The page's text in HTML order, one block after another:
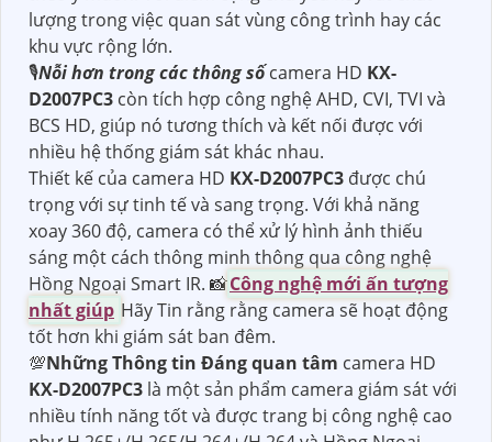
lượng trong việc quan sát vùng công trình hay các
khu vực rộng lớn.
🎙Nỗi hơn trong các thông sốcamera HD KX-
D2007PC3 còn tích hợp công nghệ AHD, CVI, TVI và
BCS HD, giúp nó tương thích và kết nối được với
nhiều hệ thống giám sát khác nhau.
Thiết kế của camera HD KX-D2007PC3 được chú
trọng với sự tinh tế và sang trọng. Với khả năng
xoay 360 độ, camera có thể xử lý hình ảnh thiếu
sáng một cách thông minh thông qua công nghệ
Hồng Ngoại Smart IR. 📸Công nghệ mới ấn tượng
nhất giúp Hãy Tin rằng rằng camera sẽ hoạt động
tốt hơn khi giám sát ban đêm.
💯Những Thông tin Đáng quan tâm camera HD
KX-D2007PC3 là một sản phẩm camera giám sát với
nhiều tính năng tốt và được trang bị công nghệ cao